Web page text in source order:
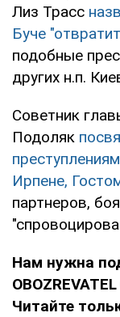
Лиз Трасс
Буче
подобные
других н.п.
Советник
Подоляк
Ирпене,
партнеров,
Нам нужна
Читайте